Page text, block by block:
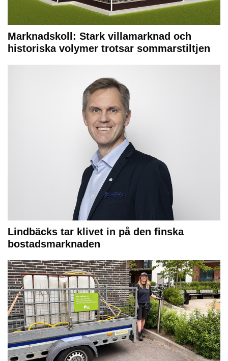
Marknadskoll: Stark villamarknad och
historiska volymer trotsar sommarstiltjen
Lindbäcks tar klivet in på den finska
bostadsmarknaden